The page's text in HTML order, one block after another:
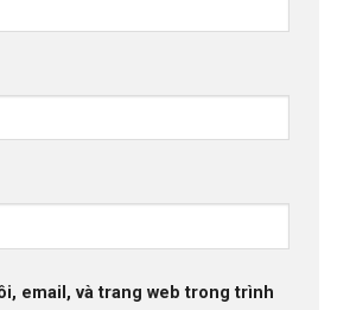
email, và trang web trong trình